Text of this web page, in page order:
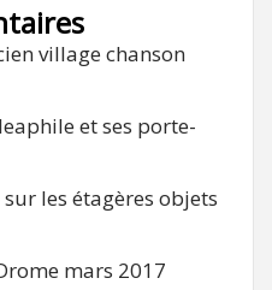
village chanson
et ses porte-
les étagères objets
mars 2017